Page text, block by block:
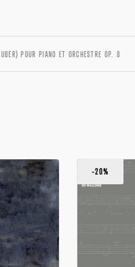
Password*
I need to register
POUR PIANO ET ORCHESTRE OP. 8
-20%